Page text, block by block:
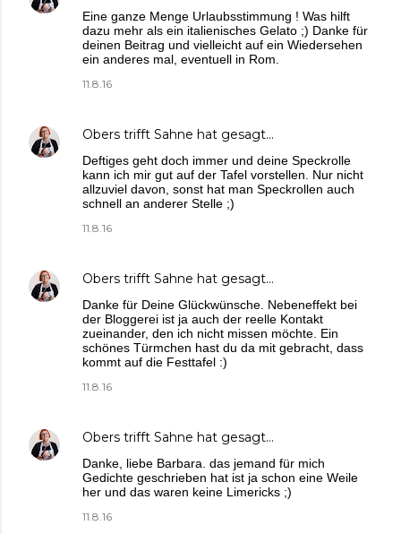
Eine ganze Menge Urlaubsstimmung ! Was hilft
dazu mehr als ein italienisches Gelato ;) Danke für
deinen Beitrag und vielleicht auf ein Wiedersehen
ein anderes mal, eventuell in Rom.
11.8.16
Obers trifft Sahne hat gesagt…
Deftiges geht doch immer und deine Speckrolle
kann ich mir gut auf der Tafel vorstellen. Nur nicht
allzuviel davon, sonst hat man Speckrollen auch
schnell an anderer Stelle ;)
11.8.16
Obers trifft Sahne hat gesagt…
Danke für Deine Glückwünsche. Nebeneffekt bei
der Bloggerei ist ja auch der reelle Kontakt
zueinander, den ich nicht missen möchte. Ein
schönes Türmchen hast du da mit gebracht, dass
kommt auf die Festtafel :)
11.8.16
Obers trifft Sahne hat gesagt…
Danke, liebe Barbara. das jemand für mich
Gedichte geschrieben hat ist ja schon eine Weile
her und das waren keine Limericks ;)
11.8.16